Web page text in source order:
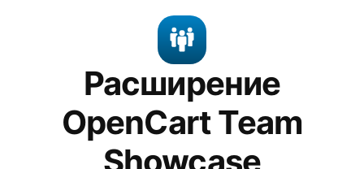
Расширение
OpenCart Team